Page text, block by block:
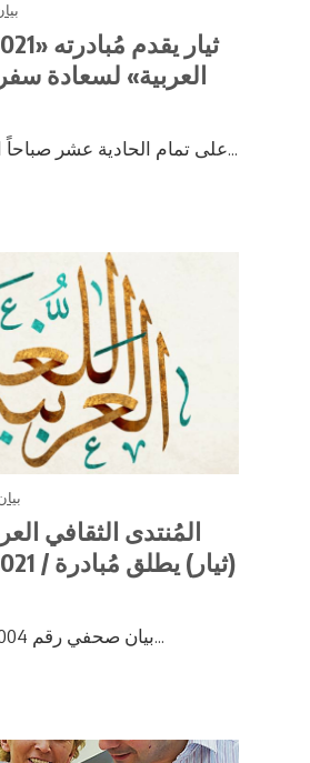
العربية» لسعادة
على تمام الحادية عشر صباحاً اليوم 17/12/2020...
المُنتدى الثقافي
بيان صحفي رقم 004 / 2020 المُنتدى...